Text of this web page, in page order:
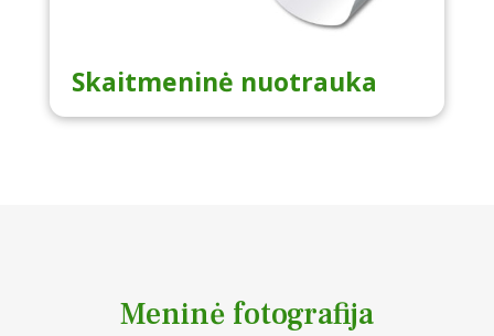
Skaitmeninė nuotrauka
Meninė fotografija